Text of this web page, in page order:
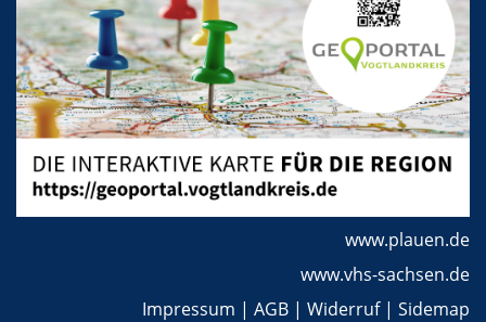
www.plauen.de
www.vhs-sachsen.de
Impressum | AGB | Widerruf| Sidemap